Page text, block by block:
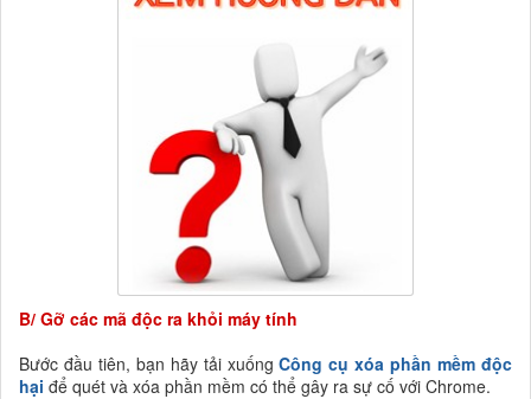
B/ Gỡ các mã độc ra khỏi máy tính
Bước đầu tiên, bạn hãy tải xuốngCông cụ xóa phần mềm độc
hại để quét và xóa phần mềm có thể gây ra sự cố với Chrome.